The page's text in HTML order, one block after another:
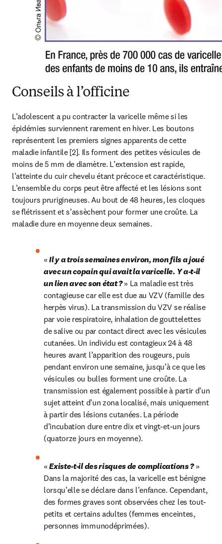
Conseils à l’officine
L’adolescent a pu contracter la varicelle même si les
épidémies surviennent rarement en hiver. Les boutons
représentent les premiers signes apparents de cette
maladie infantile [2]. Ils forment des petites vésicules de
moins de 5 mm de diamètre. L’extension est rapide,
l’atteinte du cuir chevelu étant précoce et caractéristique.
L’ensemble du corps peut être affecté et les lésions sont
toujours prurigineuses. Au bout de 48 heures, les cloques
se flétrissent et s’assèchent pour former une croûte. La
maladie dure en moyenne deux semaines.
« Il y a trois semaines environ, mon fils a joué
avec un copain qui avait la varicelle. Y a-t-il
un lien avec son état ? » La maladie est très
contagieuse car elle est due au VZV (famille des
herpès virus). La transmission du VZV se réalise
par voie respiratoire, inhalation de gouttelettes
de salive ou par contact direct avec les vésicules
cutanées. Un individu est contagieux 24 à 48
heures avant l’apparition des rougeurs, puis
pendant environ une semaine, jusqu’à ce que les
vésicules ou bulles forment une croûte. La
transmission est également possible à partir d’un
sujet atteint d’un zona localisé, mais uniquement
à partir des lésions cutanées. La période
d’incubation dure entre dix et vingt-et-un jours
(quatorze jours en moyenne).
« Existe-t-il des risques de complications ? »
Dans la majorité des cas, la varicelle est bénigne
lorsqu’elle se déclare dans l’enfance. Cependant,
des formes graves sont observées chez les tout-
petits et certains adultes (femmes enceintes,
personnes immunodéprimées).